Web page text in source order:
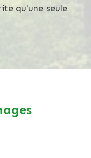
qu'une seule